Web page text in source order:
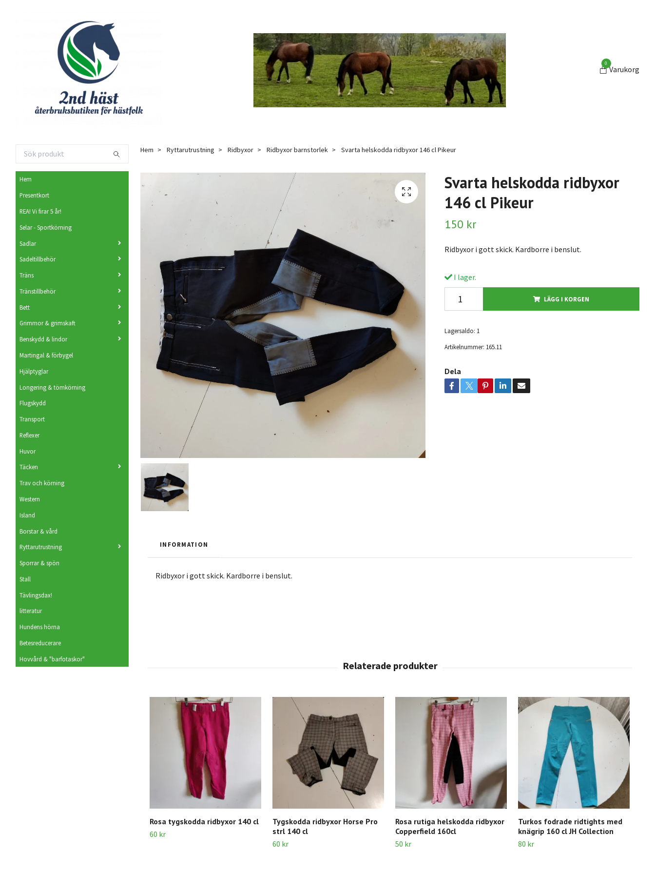
0
Varukorg
Hem
Presentkort
REA! Vi firar 5 år!
Selar - Sportkörning
Sadlar
Sadeltillbehör
Träns
Tränstillbehör
Bett
Grimmor & grimskaft
Benskydd & lindor
Martingal & förbygel
Hjälptyglar
Longering & tömkörning
Flugskydd
Transport
Reflexer
Huvor
Täcken
Trav och körning
Western
Island
Borstar & vård
Ryttarutrustning
Sporrar & spön
Stall
Tävlingsdax!
litteratur
Hundens hörna
Betesreducerare
Hovvård & "barfotaskor"
Hem Ryttarutrustning Ridbyxor Ridbyxor barnstorlek Svarta helskodda ridbyxor 146 cl Pikeur
Svarta helskodda ridbyxor
146 cl Pikeur
150 kr
Ridbyxor i gott skick. Kardborre i benslut.
I lager.
LÄGG I KORGEN
Lagersaldo: 1
Artikelnummer: 165.11
Dela
INFORMATION
Ridbyxor i gott skick. Kardborre i benslut.
Rosa tygskodda ridbyxor 140 cl
60 kr
Tygskodda ridbyxor Horse Pro
strl 140 cl
60 kr
Rosa rutiga helskodda ridbyxor
Copperfield 160cl
50 kr
Turkos fodrade ridtights med
knägrip 160 cl JH Collection
80 kr